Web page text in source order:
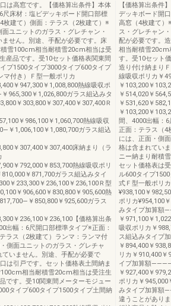
は高窓です。【価格算出条件】本体
尺床材：塩ビデッキボード開口部標
枚建て）側面：テラス（2枚建て）※
ユニットのガラス・グレチャン・
ません。別途、手配が必要です。床
雪100cm相当耐積雪20cm相当は受
産品です。受10セット価格表関東間
プ1500タイプ3000タイプ600タイプ
マ付き）Ｆ型一般ポリカ
￥947,300￥1,008,800熱線吸収ポ
965,300￥1,026,800ガラス組込みタ
￥303,800￥307,400￥307,400Ｒ
￥986,100￥1,060,700熱線吸収
￥1,006,100￥1,080,700ガラス組込
￥307,400￥307,400床納まり（ラ
￥792,000￥853,700熱線吸収ポリ
￥871,700ガラス組込みタイ
￥233,300￥236,100￥236,100Ｒ型
￥906,600￥830,800￥905,600熱
￥850,800￥925,600ガラス
￥236,100￥236,100【価格算出条
出幅：6尺開口部標準タイプ※正面：
ラス（2枚建て）ランマ：ランマ付
側面ユニットのガラス・グレチャ
いません。別途、手配が必要で
は引戸です。セット価格表土間納ま
相当耐積雪20cm相当は受注生
です。受10関東間メーターモジュー
タイプ600タイプ1500タイプ土間納
【価格算出条件
デッキボード開
高窓（4枚建て）
ス・グレチャン
配が必要です。
相当耐積雪20cm
す。受10セット
造り付け納まり
線吸収ポリカ￥
￥103,200￥
￥514,020￥
￥531,620￥
￥103,200￥
間、4000出幅：
正面：テラス（4
には、正面・側
格は含まれてい
ニー納まり耐積
セット価格表は
ル600タイプ
式Ｆ型一般ポリカ
¥938,100￥
ポリカ¥954,100
みタイプ加算額
￥971,100￥
吸収ポリカ￥
ス組込みタイプ
￥894,400￥
リカ￥910,400
イプ加算額
￥927,400￥
ポリカ￥945,000
みタイプ加算額
違うことがあり